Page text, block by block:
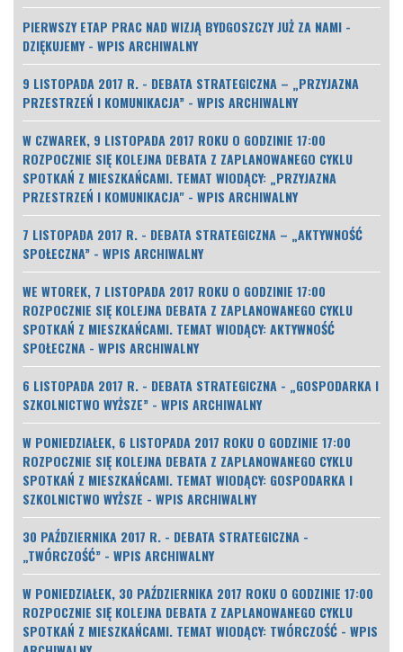
PIERWSZY ETAP PRAC NAD WIZJĄ BYDGOSZCZY JUŻ ZA NAMI -
DZIĘKUJEMY - WPIS ARCHIWALNY
9 LISTOPADA 2017 R. - DEBATA STRATEGICZNA – „PRZYJAZNA
PRZESTRZEŃ I KOMUNIKACJA” - WPIS ARCHIWALNY
W CZWAREK, 9 LISTOPADA 2017 ROKU O GODZINIE 17:00
ROZPOCZNIE SIĘ KOLEJNA DEBATA Z ZAPLANOWANEGO CYKLU
SPOTKAŃ Z MIESZKAŃCAMI. TEMAT WIODĄCY: „PRZYJAZNA
PRZESTRZEŃ I KOMUNIKACJA" - WPIS ARCHIWALNY
7 LISTOPADA 2017 R. - DEBATA STRATEGICZNA – „AKTYWNOŚĆ
SPOŁECZNA” - WPIS ARCHIWALNY
WE WTOREK, 7 LISTOPADA 2017 ROKU O GODZINIE 17:00
ROZPOCZNIE SIĘ KOLEJNA DEBATA Z ZAPLANOWANEGO CYKLU
SPOTKAŃ Z MIESZKAŃCAMI. TEMAT WIODĄCY: AKTYWNOŚĆ
SPOŁECZNA - WPIS ARCHIWALNY
6 LISTOPADA 2017 R. - DEBATA STRATEGICZNA - „GOSPODARKA I
SZKOLNICTWO WYŻSZE” - WPIS ARCHIWALNY
W PONIEDZIAŁEK, 6 LISTOPADA 2017 ROKU O GODZINIE 17:00
ROZPOCZNIE SIĘ KOLEJNA DEBATA Z ZAPLANOWANEGO CYKLU
SPOTKAŃ Z MIESZKAŃCAMI. TEMAT WIODĄCY: GOSPODARKA I
SZKOLNICTWO WYŻSZE - WPIS ARCHIWALNY
30 PAŹDZIERNIKA 2017 R. - DEBATA STRATEGICZNA -
„TWÓRCZOŚĆ” - WPIS ARCHIWALNY
W PONIEDZIAŁEK, 30 PAŹDZIERNIKA 2017 ROKU O GODZINIE 17:00
ROZPOCZNIE SIĘ KOLEJNA DEBATA Z ZAPLANOWANEGO CYKLU
SPOTKAŃ Z MIESZKAŃCAMI. TEMAT WIODĄCY: TWÓRCZOŚĆ - WPIS